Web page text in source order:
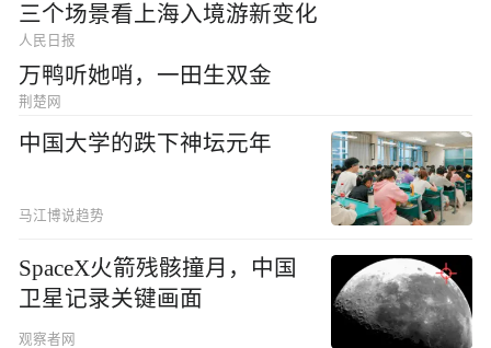
三个场景看上海入境游新变化
人民日报
万鸭听她哨，一田生双金
荆楚网
中国大学的跌下神坛元年
马江博说趋势
SpaceX火箭残骸撞月，中国
卫星记录关键画面
观察者网